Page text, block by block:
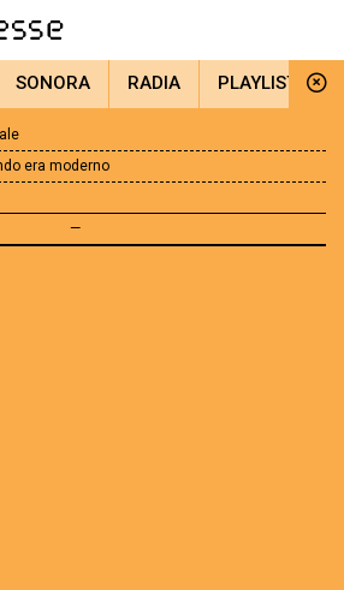
SONORA RADIA PLAYLIST
era moderno
—